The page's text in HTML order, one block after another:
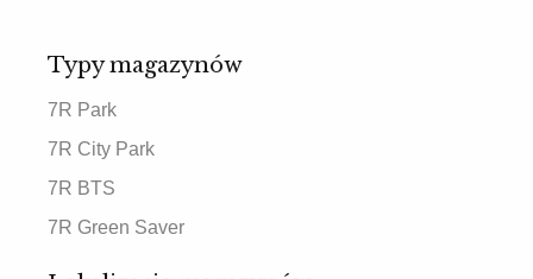
Typy magazynów
7R Park
7R City Park
7R BTS
7R Green Saver